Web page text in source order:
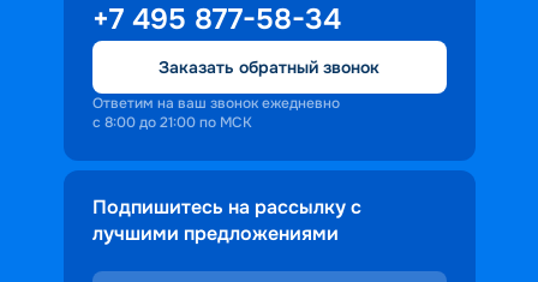
+7 495 877-58-34
Заказать обратный звонок
Ответим на ваш звонок ежедневно
с 8:00 до 21:00 по МСК
Подпишитесь на рассылку с
лучшими предложениями